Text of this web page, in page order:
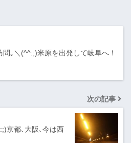
問｡＼(^^:;)米原を出発して岐阜へ！
次の記事
京都､大阪､今は西